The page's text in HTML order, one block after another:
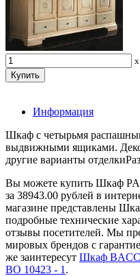
x
Информация
Шкаф с четырьмя
выдвижными ящиками.
другие варианты
Вы можете купить Шкаф
за 38943.00 рублей в
магазине представлены
подробные технические
отзывы посетителей. Мы
мировых брендов с
же заинтересут Шкаф
BO 10423 - 1 .